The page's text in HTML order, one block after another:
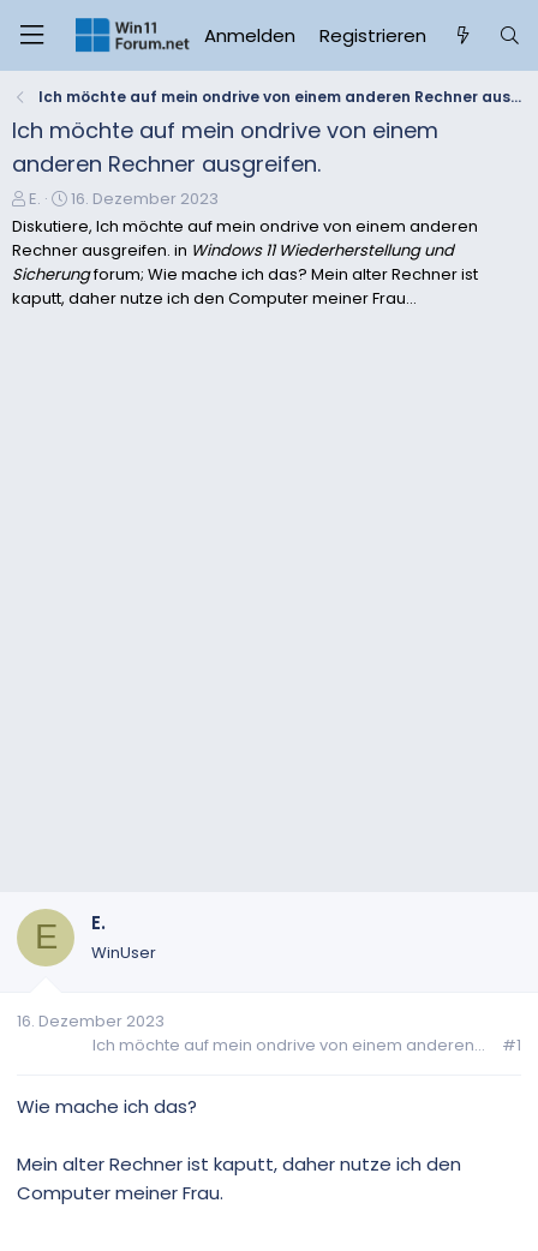
Anmelden Registrieren
Ich möchte auf mein ondrive von einem anderen Rechner ausgreifen.
Ich möchte auf mein ondrive von einem
anderen Rechner ausgreifen.
E
r
s
t
e
E.
E
r
s
t
e
16. Dezember 2023
Diskutiere, Ich möchte auf mein ondrive von einem anderen
Rechner ausgreifen. in Windows 11 Wiederherstellung und
Sicherungforum; Wie mache ich das? Mein alter Rechner ist
kaputt, daher nutze ich den Computer meiner Frau...
E E.
WinUser
16. Dezember 2023
Ich möchte auf mein ondrive von einem anderen...
#1
Wie mache ich das?
Mein alter Rechner ist kaputt, daher nutze ich den
Computer meiner Frau.